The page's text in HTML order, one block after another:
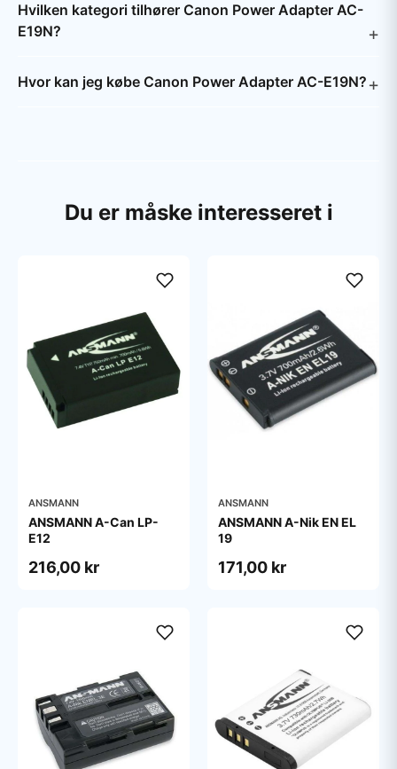
Hvilken kategori tilhører Canon Power Adapter AC-
E19N?
Hvor kan jeg købe Canon Power Adapter AC-E19N?
Du er måske interesseret i
ANSMANN
ANSMANN A-Can LP-
E12
216,00 kr
ANSMANN
ANSMANN A-Nik EN EL
19
171,00 kr